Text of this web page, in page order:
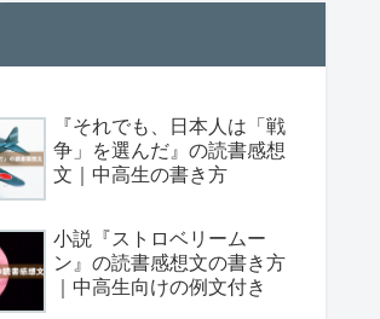
『それでも、日本人は「戦
争」を選んだ』の読書感想
文｜中高生の書き方
小説『ストロベリームー
ン』の読書感想文の書き方
｜中高生向けの例文付き